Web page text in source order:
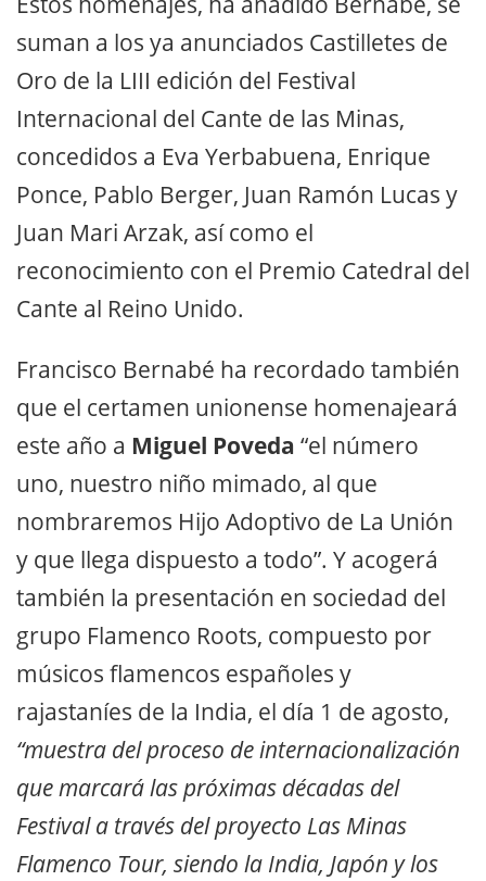
suman a los ya anunciados Castilletes de
Oro de la LIII edición del Festival
Internacional del Cante de las Minas,
concedidos a Eva Yerbabuena, Enrique
Ponce, Pablo Berger, Juan Ramón Lucas y
Juan Mari Arzak, así como el
reconocimiento con el Premio Catedral del
Cante al Reino Unido.
Francisco Bernabé ha recordado también
que el certamen unionense homenajeará
este año a Miguel Poveda “el número
uno, nuestro niño mimado, al que
nombraremos Hijo Adoptivo de La Unión
y que llega dispuesto a todo”. Y acogerá
también la presentación en sociedad del
grupo Flamenco Roots, compuesto por
músicos flamencos españoles y
rajastaníes de la India, el día 1 de agosto,
“muestra del proceso de internacionalización
que marcará las próximas décadas del
Festival a través del proyecto Las Minas
Flamenco Tour, siendo la India, Japón y los